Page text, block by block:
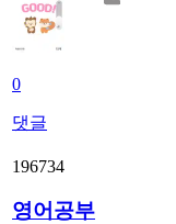
0
댓글
196734
영어공부